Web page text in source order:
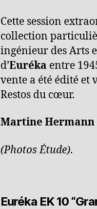
Cette session
collection
ingénieur des Arts
d’Euréka entre
vente a été édité et
Restos du cœur.
Martine Hermann
(Photos Étude).
Euréka EK 10